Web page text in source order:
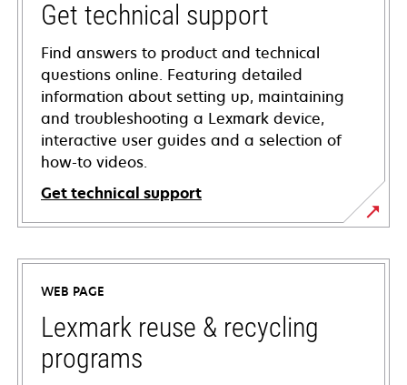
Get technical support
Find answers to product and technical
questions online. Featuring detailed
information about setting up, maintaining
and troubleshooting a Lexmark device,
interactive user guides and a selection of
how-to videos.
Get technical support
opens
in
new
tab
WEB PAGE
Lexmark reuse & recycling
programs